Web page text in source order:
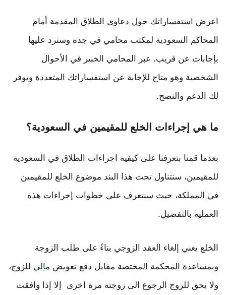
اعرض استفساراتك حول دعاوى الطلاق المقدمة أمام
المحاكم السعودية لمكتب محامي في جدة وسنرد عليها
بإجابات عن قريب. عبر المحامي الخبير في الأحوال
الشخصية وهو متاح للإجابة عن استفساراتك المتعددة ويوفر
لك الدعم والنصح.
ما هي إجراءات الخلع للمقيمين في السعودية؟
بعدما قمنا بتعرفنا على كيفية اجراءات الطلاق في السعودية
للمقيمين، سنتناول تحت هذا البند موضوع الخلع للمقيمين
في المملكة، حيث سنتعرف على خطوات إجراءات هذه
العملية بالتفصيل.
الخلع يعني إلغاء العقد الزوجي بناءً على طلب الزوجة
وبمساعدة المحكمة المختصة مقابل دفع تعويض مالي للزوج،
ولا يحق للزوج الرجوع الى زوجته مرة اخرى إلا إذا وافقت